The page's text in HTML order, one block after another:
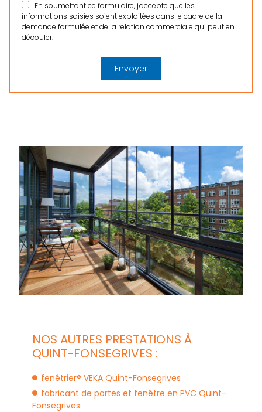
En soumettant ce formulaire, j'accepte que les
informations saisies soient exploitées dans le cadre de la
demande formulée et de la relation commerciale qui peut en
découler.
NOS AUTRES PRESTATIONS À
QUINT-FONSEGRIVES :
fenêtrier® VEKA Quint-Fonsegrives
fabricant de portes et fenêtre en PVC Quint-
Fonsegrives